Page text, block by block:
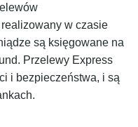
w czasie
są księgowane na
Przelewy Express
i bezpieczeństwa, i są